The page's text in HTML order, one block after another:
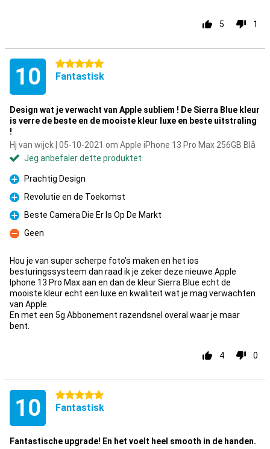
5 1
10 5 stjerner
Fantastisk
Design wat je verwacht van Apple subliem ! De Sierra Blue kleur
is verre de beste en de mooiste kleur luxe en beste uitstraling
!
Hj van wijck | 05-10-2021 om Apple iPhone 13 Pro Max 256GB Blå
Jeg anbefaler dette produktet
Fordel
Prachtig Design
Fordel
Revolutie en de Toekomst
Fordel
Beste Camera Die Er Is Op De Markt
Ulempe
Geen
Hou je van super scherpe foto’s maken en het ios
besturingssysteem dan raad ik je zeker deze nieuwe Apple
Iphone 13 Pro Max aan en dan de kleur Sierra Blue echt de
mooiste kleur echt een luxe en kwaliteit wat je mag verwachten
van Apple.
En met een 5g Abbonement razendsnel overal waar je maar
bent.
4 0
10 5 stjerner
Fantastisk
Fantastische upgrade! En het voelt heel smooth in de handen.